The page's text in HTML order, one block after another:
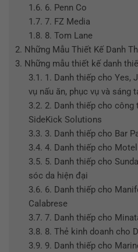
1.6. 6. Penn Co
1.7. 7. FZ Media
1.8. 8. Tom Lane
2. Những Mẫu Thiết Kế Danh
3. Những mẫu thiết kế danh
3.1. 1. Danh thiếp cho Yes,
vụ nấu ăn, phục vụ và sáng
3.2. 2. Danh thiếp cho
SideKick Solutions
3.3. 3. Danh thiếp cho Bar
3.4. 4. Danh thiếp cho
3.5. 5. Danh thiếp cho
sóc da hiện đại
3.6. 6. Danh thiếp cho
Calabrese
3.7. 7. Danh thiếp cho
3.8. 8. Thẻ kinh doanh cho
3.9. 9. Danh thiếp cho